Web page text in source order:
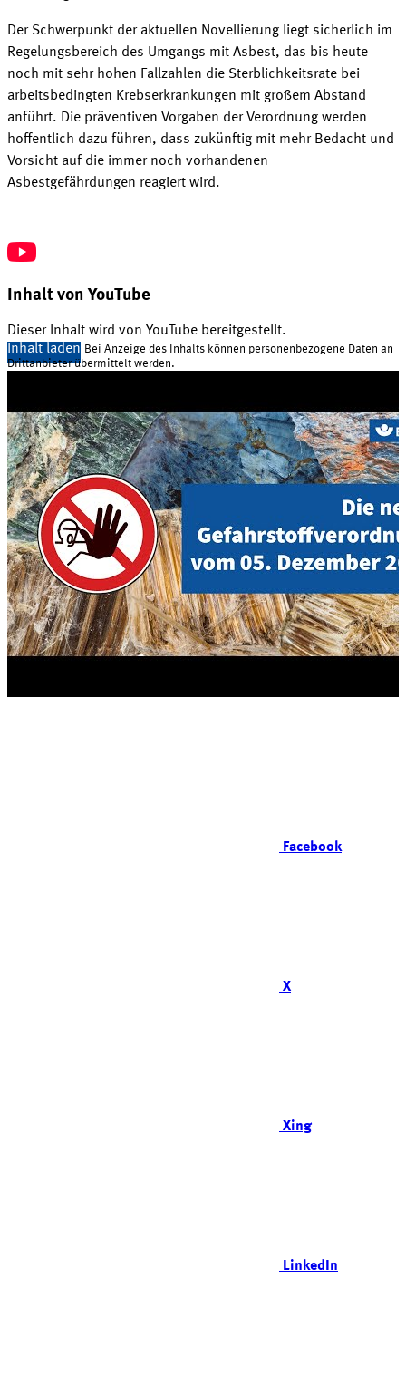
Der Schwerpunkt der aktuellen Novellierung liegt sicherlich im
Regelungsbereich des Umgangs mit Asbest, das bis heute
noch mit sehr hohen Fallzahlen die Sterblichkeitsrate bei
arbeitsbedingten Krebserkrankungen mit großem Abstand
anführt. Die präventiven Vorgaben der Verordnung werden
hoffentlich dazu führen, dass zukünftig mit mehr Bedacht und
Vorsicht auf die immer noch vorhandenen
Asbestgefährdungen reagiert wird.
Inhalt von YouTube
Dieser Inhalt wird von YouTube bereitgestellt.
Inhalt laden Bei Anzeige des Inhalts können personenbezogene Daten an
Drittanbieter übermittelt werden.
Facebook
X
Xing
LinkedIn